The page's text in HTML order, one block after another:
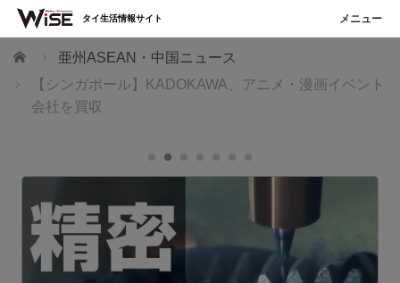
ホーム
亜州ASEAN・中国ニュース
【シンガポール】KADOKAWA、アニメ・漫画イベント
会社を買収
タイ生活情報サイト